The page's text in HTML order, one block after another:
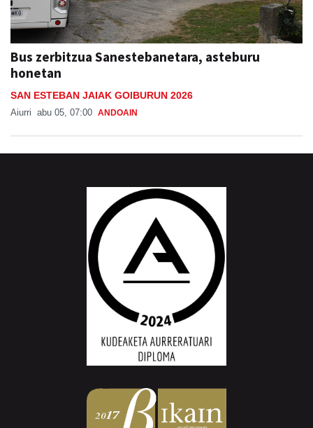
Bus zerbitzua Sanestebanetara, asteburu
honetan
SAN ESTEBAN JAIAK GOIBURUN 2026
Aiurri abu 05, 07:00 ANDOAIN